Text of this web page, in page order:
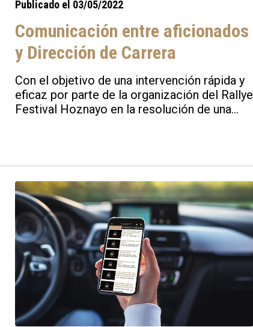
Publicado el 03/05/2022
Comunicación entre aficionados
y Dirección de Carrera
Con el objetivo de una intervención rápida y
eficaz por parte de la organización del Rallye
Festival Hoznayo en la resolución de una
incidencia con fotos, videos y coordenadas
con la ubicación exacta donde se esté
produciendo.